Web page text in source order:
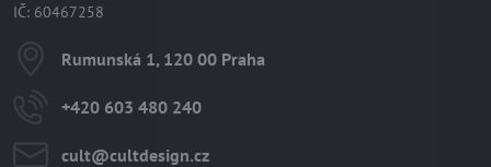
IČ: 60467258
Rumunská 1, 120 00 Praha
+420 603 480 240
cult​@cultdesign​.cz